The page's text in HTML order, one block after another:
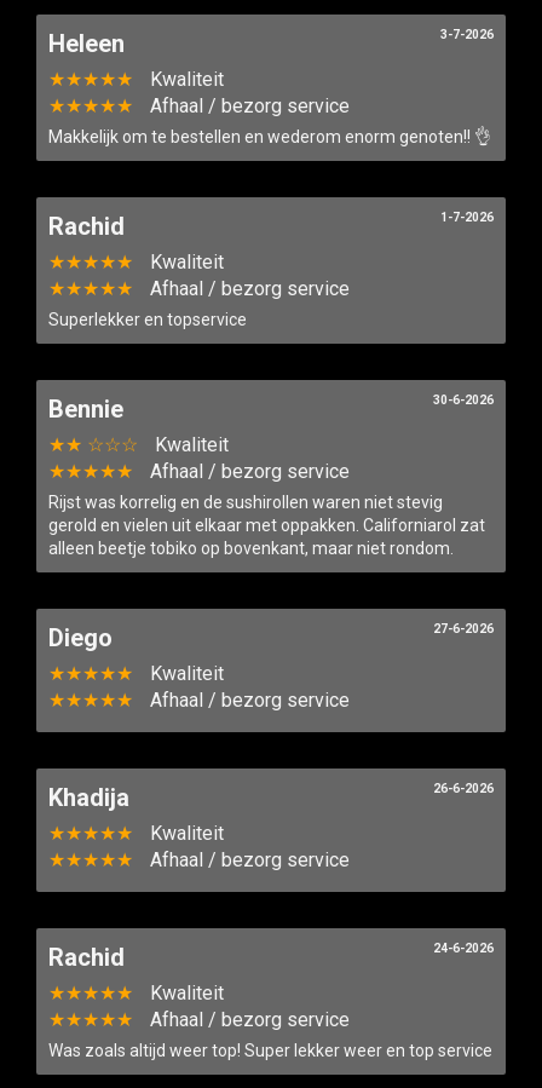
Heleen
★★★★★
Kwaliteit
★★★★★
Afhaal / bezorg service
Makkelijk om te bestellen en wederom enorm genoten!! 👌
3-7-2026
Rachid
★★★★★
Kwaliteit
★★★★★
Afhaal / bezorg service
Superlekker en topservice
1-7-2026
Bennie
★★ ☆☆☆
Kwaliteit
★★★★★
Afhaal / bezorg service
Rijst was korrelig en de sushirollen waren niet stevig
gerold en vielen uit elkaar met oppakken. Californiarol zat
alleen beetje tobiko op bovenkant, maar niet rondom.
30-6-2026
Diego
★★★★★
Kwaliteit
★★★★★
Afhaal / bezorg service
27-6-2026
Khadija
★★★★★
Kwaliteit
★★★★★
Afhaal / bezorg service
26-6-2026
Rachid
★★★★★
Kwaliteit
★★★★★
Afhaal / bezorg service
Was zoals altijd weer top! Super lekker weer en top service
24-6-2026